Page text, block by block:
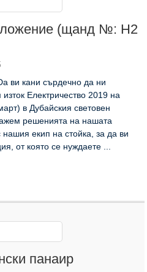
(щанд №: H2
ви кани сърдечно да ни
Електричество 2019 на
в Дубайския световен
решенията на нашата
екип на стойка, за да ви
от която се нуждаете ...
панаир